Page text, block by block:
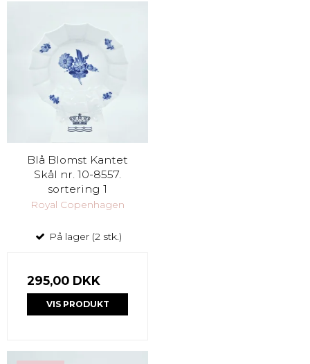
Blå Blomst Kantet
Skål nr. 10-8557.
sortering 1
Royal Copenhagen
På lager (2 stk.)
295,00 DKK
VIS PRODUKT